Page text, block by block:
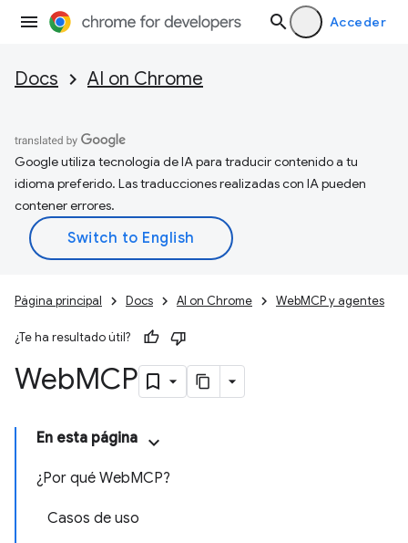
Acceder
Docs AI on Chrome
Google utiliza tecnología de IA para traducir contenido a tu
idioma preferido. Las traducciones realizadas con IA pueden
contener errores.
Página principal Docs AI on Chrome WebMCP y agentes
¿Te ha resultado útil?
WebMCP
En esta página
¿Por qué WebMCP?
Casos de uso